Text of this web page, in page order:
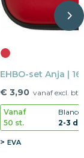
EHBO-set Anja |
€ 3,90 vanaf excl.
Vanaf
50 st.
Blanco
2-3 d
EVA